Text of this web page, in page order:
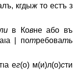
кгдыжто естъ з
в Ковне або въ
| потребовать
ег(о) м(и)л(о)сти